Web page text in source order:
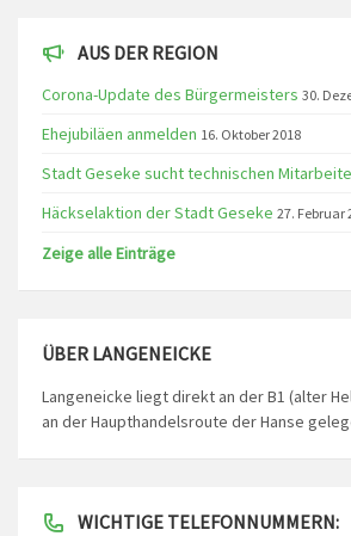
AUS DER REGION
Corona-Update des Bürgermeisters 30.
Ehejubiläen anmelden 16. Oktober 2018
Stadt Geseke sucht technischen
Häckselaktion der Stadt Geseke 27. Februar
Zeige alle Einträge
ÜBER LANGENEICKE
Langeneicke liegt direkt an der B1 (alter
an der Haupthandelsroute der Hanse
WICHTIGE TELEFONNUMMERN: